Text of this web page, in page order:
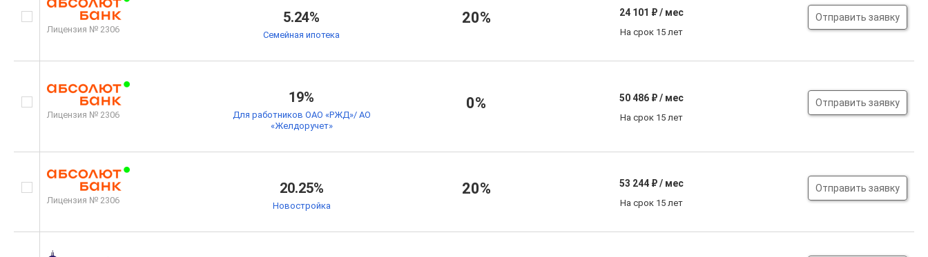
Лицензия № 2306
5.24%
Семейная ипотека
20% 24 101 ₽ / мес
На срок 15 лет
Отправить заявку
Лицензия № 2306
19%
Для работников ОАО «РЖД»/ АО
«Желдоручет»
0% 50 486₽ / мес
На срок 15 лет
Отправить заявку
Лицензия № 2306
20.25%
Новостройка
20% 53 244₽ / мес
На срок 15 лет
Отправить заявку